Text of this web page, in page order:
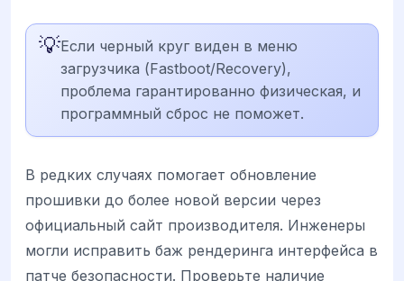
💡Если черный круг виден в меню
загрузчика (Fastboot/Recovery),
проблема гарантированно физическая, и
программный сброс не поможет.
В редких случаях помогает обновление
прошивки до более новой версии через
официальный сайт производителя. Инженеры
могли исправить баж рендеринга интерфейса в
патче безопасности. Проверьте наличие